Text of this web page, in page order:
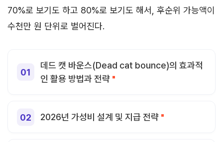
70%로 보기도 하고 80%로 보기도 해서, 후순위 가능액이
수천만 원 단위로 벌어진다.
데드 캣 바운스(Dead cat bounce)의 효과적
인 활용 방법과 전략
2026년 가성비 설계 및 지급 전략